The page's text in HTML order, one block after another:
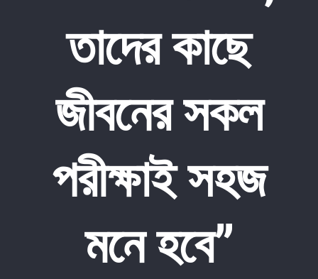
তাদের কাছে
জীবনের সকল
পরীক্ষাই সহজ
মনে হবে”